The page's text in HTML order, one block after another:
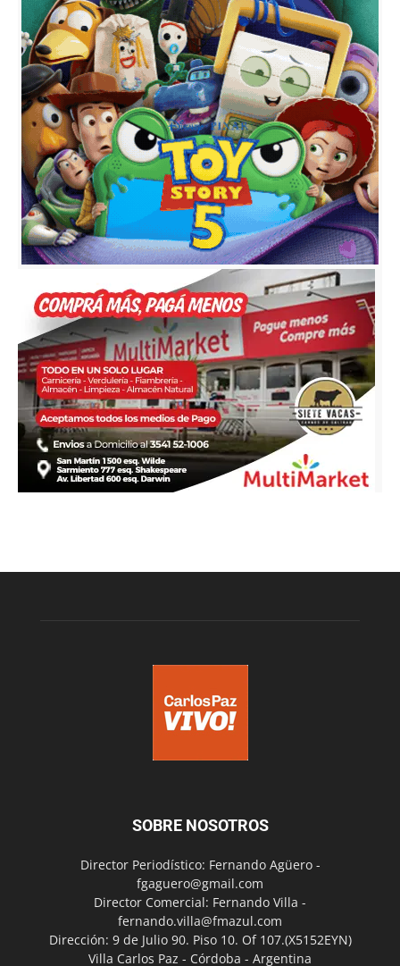
SOBRE NOSOTROS
Director Periodístico: Fernando Agüero -
fgaguero@gmail.com
Director Comercial: Fernando Villa -
fernando.villa@fmazul.com
Dirección: 9 de Julio 90. Piso 10. Of 107.(X5152EYN)
Villa Carlos Paz - Córdoba - Argentina